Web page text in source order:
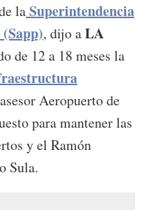
laSuperintendencia
, dijo aLA
de 12 a 18 meses la
Aeropuerto de
para mantener las
y el Ramón
Sula.